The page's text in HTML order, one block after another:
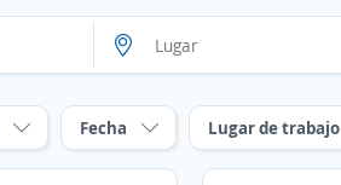
Fecha Lugar de trabajo